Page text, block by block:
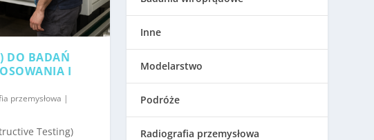
DO BADAŃ
I
przemysłowa |
Testing)
Inne
Modelarstwo
Podróże
Radiografia przemysłowa